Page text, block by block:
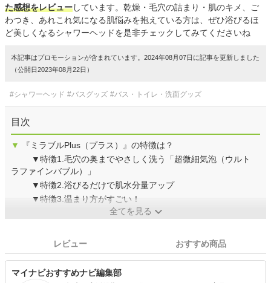
た感想をレビューしています。乾燥・毛穴の詰まり・肌のキメ、ご
わつき、あれこれ気になる肌悩みを抱えている方は、ぜひ浴びるほ
ど美しくなるシャワーヘッドを是非チェックしてみてくださいね
本記事はプロモーションが含まれています。2024年08月07日に記事を更新しました
（公開日2023年08月22日）
#シャワーヘッド #バスグッズ #バス・トイレ・洗面グッズ
目次
▼
『ミラブルPlus（プラス）』の特徴は？
▼特徴1.毛穴の奥までやさしく洗う「超微細気泡（ウルト
ラファインバブル）」
▼特徴2.浴びるだけで肌水分量アップ
▼特徴3.温まり方がすごい！
全てを見る
レビュー おすすめ商品
マイナビおすすめナビ編集部